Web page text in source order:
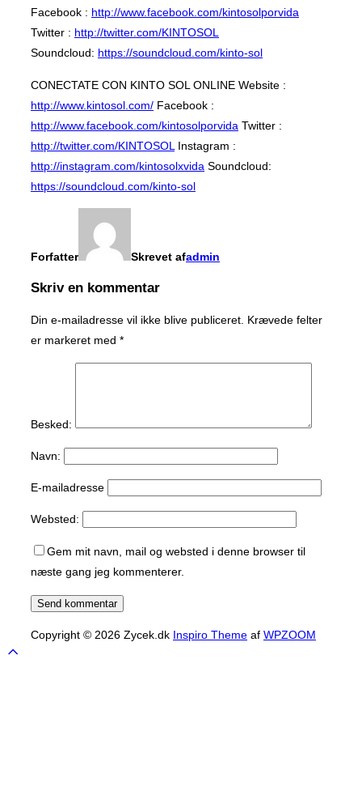
Facebook : http://www.facebook.com/kintosolporvida
Twitter : http://twitter.com/KINTOSOL
Soundcloud: https://soundcloud.com/kinto-sol
CONECTATE CON KINTO SOL ONLINE Website :
http://www.kintosol.com/ Facebook :
http://www.facebook.com/kintosolporvida Twitter :
http://twitter.com/KINTOSOL Instagram :
http://instagram.com/kintosolxvida Soundcloud:
https://soundcloud.com/kinto-sol
Forfatter Skrevet afadmin
Skriv en kommentar
Din e-mailadresse vil ikke blive publiceret. Krævede felter
er markeret med *
Besked:
Navn:
E-mailadresse
Websted:
Gem mit navn, mail og websted i denne browser til
næste gang jeg kommenterer.
Copyright © 2026 Zycek.dk Inspiro Theme af WPZOOM